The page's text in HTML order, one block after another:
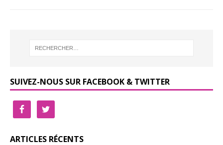
SUIVEZ-NOUS SUR FACEBOOK & TWITTER
ARTICLES RÉCENTS